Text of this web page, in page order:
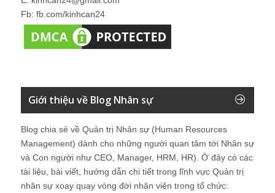
Fb: fb.com/kinhcan24
Giới thiệu về Blog Nhân sự
Blog chia sẻ về Quản trị Nhân sự (Human Resources
Management) dành cho những người quan tâm tới Nhân sự
và Con người như CEO, Manager, HRM, HR). Ở đây có các
tài liệu, bài viết, hướng dẫn chi tiết trong lĩnh vực Quản trị
nhân sự xoay quay vòng đời nhân viên trong tổ chức: